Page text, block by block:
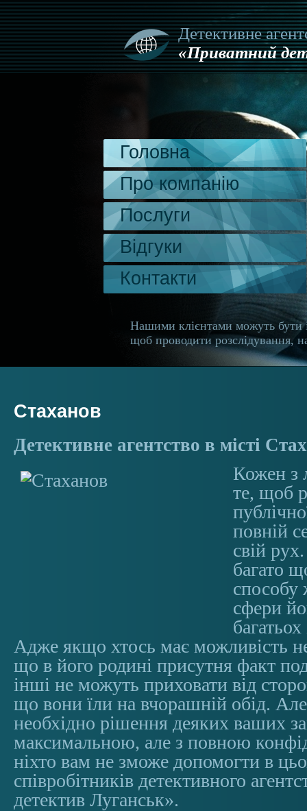
Детективне
«Приватний
Головна
Про компанію
Послуги
Відгуки
Контакти
Нашими клієнтами можуть бути
щоб проводити розслідування,
Стаханов
Детективне агентство в місті
Кожен з
те, щоб
повній
свій
багато
способу
сфери
Адже якщо хтось має можливість
що в його родині присутня факт
інші не можуть приховати від
що вони їли на вчорашній обід.
необхідно рішення деяких ваших
максимальною, але з повною
ніхто вам не зможе допомогти в
співробітників детективного
детектив Луганськ».